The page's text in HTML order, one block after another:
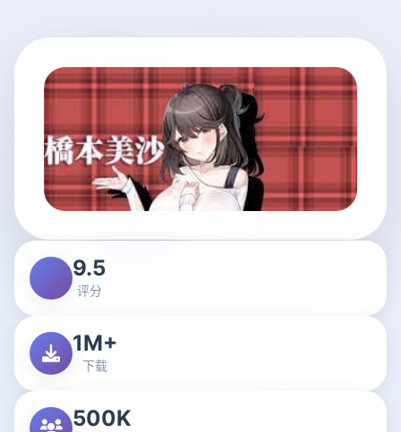
9.5
评分
1M+
下载
500K